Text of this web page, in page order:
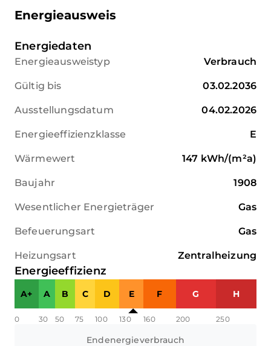
Bruttomiete 58.080,00 Euro
Energieausweis
Energiedaten
Energieausweistyp Verbrauch
Gültig bis 03.02.2036
Ausstellungsdatum 04.02.2026
Energieeffizienzklasse E
Wärmewert 147 kWh/(m²a)
Baujahr 1908
Wesentlicher Energieträger Gas
Befeuerungsart Gas
Heizungsart Zentralheizung
Energieeffizienz
A+ A B C D E F G H
0 30 50 75 100 130 160 200 250
Endenergieverbrauch